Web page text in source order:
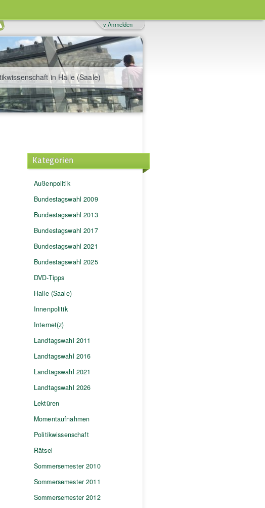
in Halle (Saale)
v Anmelden
Kategorien
Außenpolitik
Bundestagswahl 2009
Bundestagswahl 2013
Bundestagswahl 2017
Bundestagswahl 2021
Bundestagswahl 2025
DVD-Tipps
Halle (Saale)
Innenpolitik
Internet(z)
Landtagswahl 2011
Landtagswahl 2016
Landtagswahl 2021
Landtagswahl 2026
Lektüren
Momentaufnahmen
Politikwissenschaft
Rätsel
Sommersemester 2010
Sommersemester 2011
Sommersemester 2012